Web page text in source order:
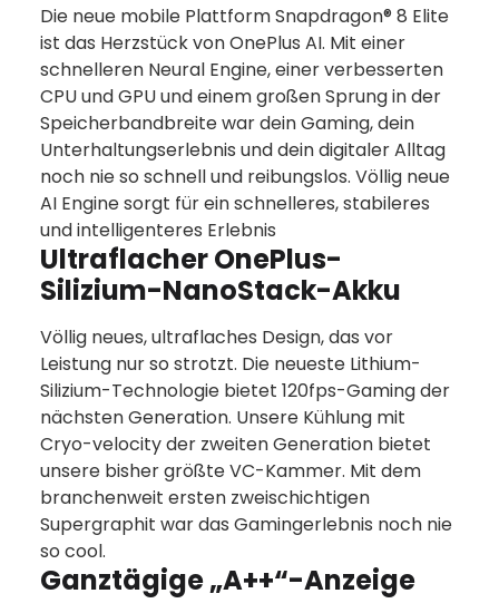
Die neue mobile Plattform Snapdragon® 8 Elite
ist das Herzstück von OnePlus AI. Mit einer
schnelleren Neural Engine, einer verbesserten
CPU und GPU und einem großen Sprung in der
Speicherbandbreite war dein Gaming, dein
Unterhaltungserlebnis und dein digitaler Alltag
noch nie so schnell und reibungslos. Völlig neue
AI Engine sorgt für ein schnelleres, stabileres
und intelligenteres Erlebnis
Ultraflacher OnePlus-
Silizium-NanoStack-Akku
Völlig neues, ultraflaches Design, das vor
Leistung nur so strotzt. Die neueste Lithium-
Silizium-Technologie bietet 120fps-Gaming der
nächsten Generation. Unsere Kühlung mit
Cryo-velocity der zweiten Generation bietet
unsere bisher größte VC-Kammer. Mit dem
branchenweit ersten zweischichtigen
Supergraphit war das Gamingerlebnis noch nie
so cool.
Ganztägige „A++“-Anzeige